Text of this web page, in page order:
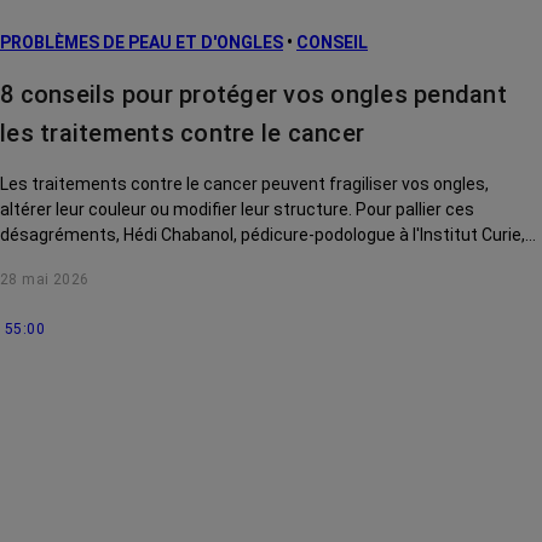
Traitements
La vie autour
PROBLÈMES DE PEAU ET D'ONGLES • CONSEIL
8 conseils pour protéger vos ongles pendant
les traitements contre le cancer
Les traitements contre le cancer peuvent fragiliser vos ongles,
altérer leur couleur ou modifier leur structure. Pour pallier ces
désagréments, Hédi Chabanol, pédicure-podologue à l'Institut Curie,
28 mai 2026
55:00